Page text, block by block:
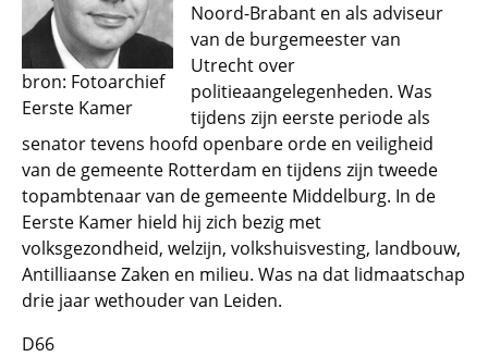
bron: Fotoarchief
Eerste Kamer
Noord-Brabant en als adviseur
van de burgemeester van
Utrecht over
politieaangelegenheden. Was
tijdens zijn eerste periode als
senator tevens hoofd openbare orde en veiligheid
van de gemeente Rotterdam en tijdens zijn tweede
topambtenaar van de gemeente Middelburg. In de
Eerste Kamer hield hij zich bezig met
volksgezondheid, welzijn, volkshuisvesting, landbouw,
Antilliaanse Zaken en milieu. Was na dat lidmaatschap
drie jaar wethouder van Leiden.
D66